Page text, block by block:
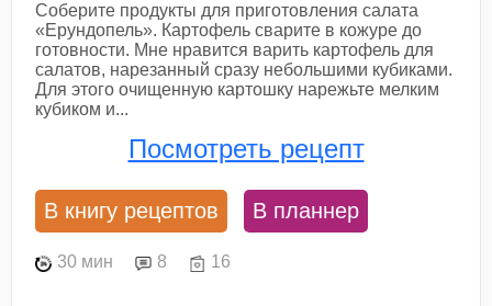
Соберите продукты для приготовления салата
«Ерундопель». Картофель сварите в кожуре до
готовности. Мне нравится варить картофель для
салатов, нарезанный сразу небольшими кубиками.
Для этого очищенную картошку нарежьте мелким
кубиком и...
Посмотреть рецепт
В книгу рецептов В планнер
30 мин 8 16